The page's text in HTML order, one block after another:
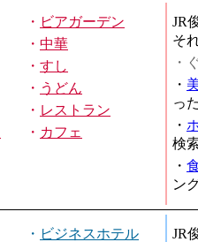
・ ビアガーデン
・ 中華
・ すし
・ うどん
・ レストラン
・ カフェ
JR
そ
・
・
っ
・
検
・
ン
・ ビジネスホテル
JR